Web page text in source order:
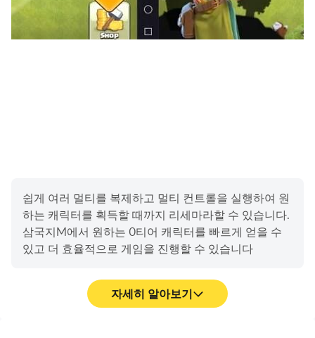
- 접근권한 철회방법
- 운영체제 6.0 이상 : 설정 > 애플리케이션 관리자 > 앱 선
쉽게 여러 멀티를 복제하고 멀티 컨트롤을 실행하여 원
하는 캐릭터를 획득할 때까지 리세마라할 수 있습니다.
삼국지M에서 원하는 0티어 캐릭터를 빠르게 얻을 수
있고 더 효율적으로 게임을 진행할 수 있습니다
자세히 알아보기